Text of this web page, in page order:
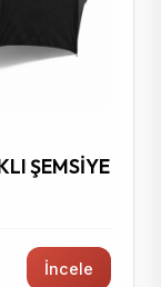
ŞEMSİYE
İncele